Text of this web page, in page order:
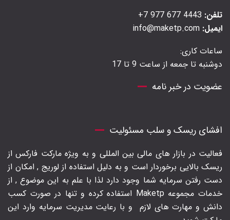
تلفن:
ایمیل:
ساعات کاری:
دوشنبه تا جمعه از ساعت 9 تا 17
عضویت در خبر نامه
افشای ریسک و سلب مسئولیت
فعالیت در بازار های مالی بین المللی و به ویژه مارکت فارکس از
ریسک بالایی برخوردار است و به دلیل استفاده از لوریج , امکان از
دست رفتن سرمایه شما وجود دارد لذا با علم به این موضوع , از
خدمات مجموعه Maketp استفاده کرده و تنها در صورت کسب
دانش و مهارت های لازم و با رعایت مدیریت سرمایه وارد این